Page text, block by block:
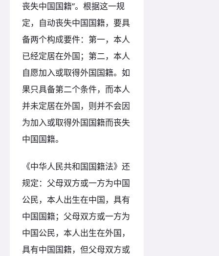
丧失中国国籍”。根据这一规
定，自动丧失中国国籍，要具
备两个构成要件：第一，本人
已经定居在外国；第二，本人
自愿加入或取得外国国籍。如
果只具备第二个条件，而本人
并未定居在外国，则并不会因
为加入或取得外国国籍而丧失
中国国籍。
《中华人民共和国国籍法》还
规定：父母双方或一方为中国
公民，本人出生在中国，具有
中国国籍；父母双方或一方为
中国公民，本人出生在外国，
具有中国国籍，但父母双方或